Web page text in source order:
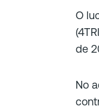
O
de
No